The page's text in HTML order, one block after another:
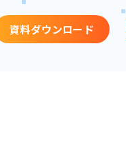
資料ダウンロード